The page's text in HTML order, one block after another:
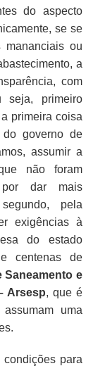
do aspecto
se se
mananciais ou
a
com
seja, primeiro
primeira coisa
governo de
assumir a
não foram
por dar mais
pela
exigências à
do estado
centenas de
Saneamento e
Arsesp, que é
uma
para